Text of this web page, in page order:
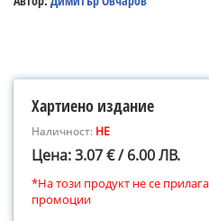
Хартиено издание
Наличност: НЕ
Цена: 3.07 € / 6.00 ЛВ.
*На този продукт не се
промоции